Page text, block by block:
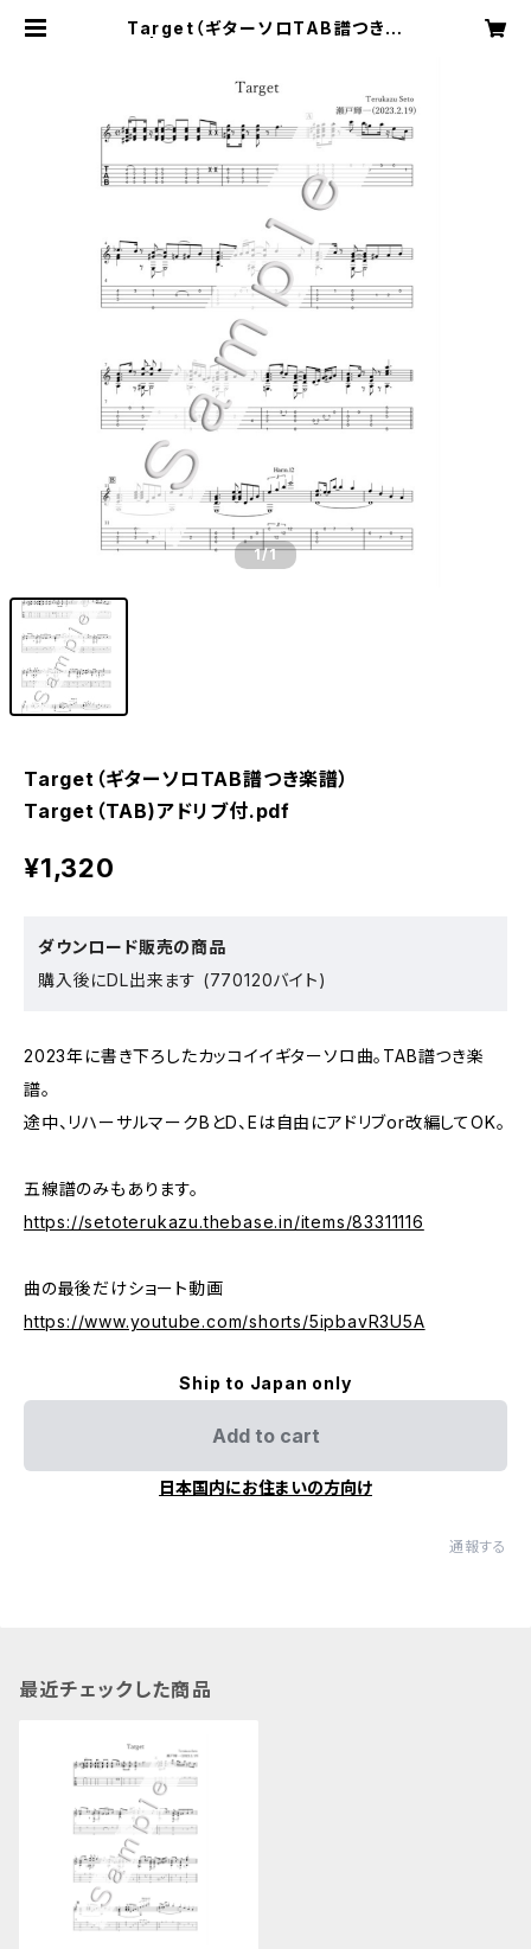
Target（ギターソロTAB譜つき楽
1/1
Target（ギターソロTAB譜つき楽譜）
Target（TAB)アドリブ付.pdf
¥1,320
ダウンロード販売の商品
購入後にDL出来ます (770120バイト)
2023年に書き下ろしたカッコイイギターソロ曲。TAB譜つき楽
譜。
途中、リハーサルマークBとD、Eは自由にアドリブor改編してOK。
五線譜のみもあります。
https://setoterukazu.thebase.in/items/83311116
曲の最後だけショート動画
https://www.youtube.com/shorts/5ipbavR3U5A
Ship to Japan only
Add to cart
日本国内にお住まいの方向け
通報する
最近チェックした商品